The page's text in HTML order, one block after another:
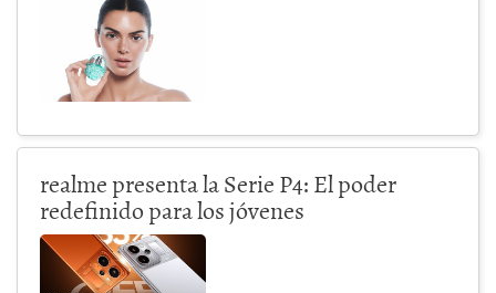
realme presenta la Serie P4: El poder
redefinido para los jóvenes